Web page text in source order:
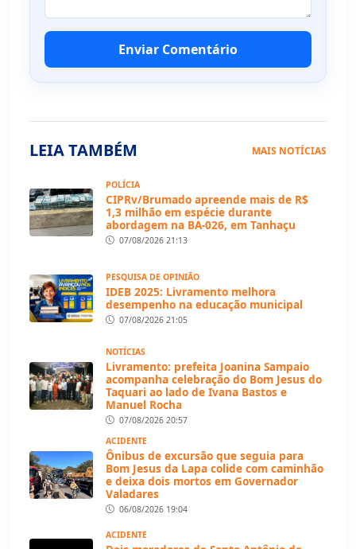
Enviar Comentário
LEIA TAMBÉM MAIS NOTÍCIAS
POLÍCIA
CIPRv/Brumado apreende mais de R$
1,3 milhão em espécie durante
abordagem na BA-026, em Tanhaçu
07/08/2026 21:13
PESQUISA DE OPINIÃO
IDEB 2025: Livramento melhora
desempenho na educação municipal
07/08/2026 21:05
NOTÍCIAS
Livramento: prefeita Joanina Sampaio
acompanha celebração do Bom Jesus do
Taquari ao lado de Ivana Bastos e
Manuel Rocha
07/08/2026 20:57
ACIDENTE
Ônibus de excursão que seguia para
Bom Jesus da Lapa colide com caminhão
e deixa dois mortos em Governador
Valadares
06/08/2026 19:04
ACIDENTE